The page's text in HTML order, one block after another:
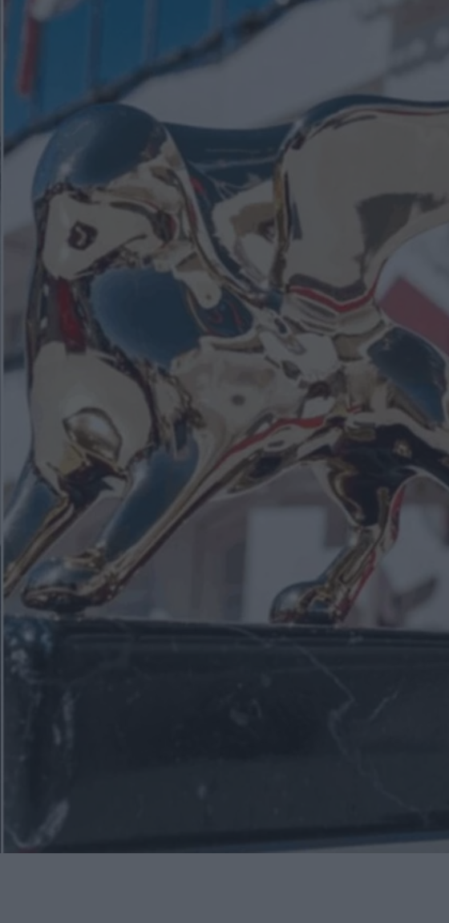
uova e bacon dal
Castello Errante
botteghino: i
fratelli Russo
celebrano il nuovo record
di Emanuela Giuliani
assistant di
Jeremiah Kipp dal
3 settembre al
cinema
di La Redazione
Linkin Park, arriva
al cinema
“Unshatter”: il
documentario sul
ritorno della band
di La Redazione
La violinista, dalla
vittoria ad Annecy
al Toronto
International Film
di Emanuela Giuliani